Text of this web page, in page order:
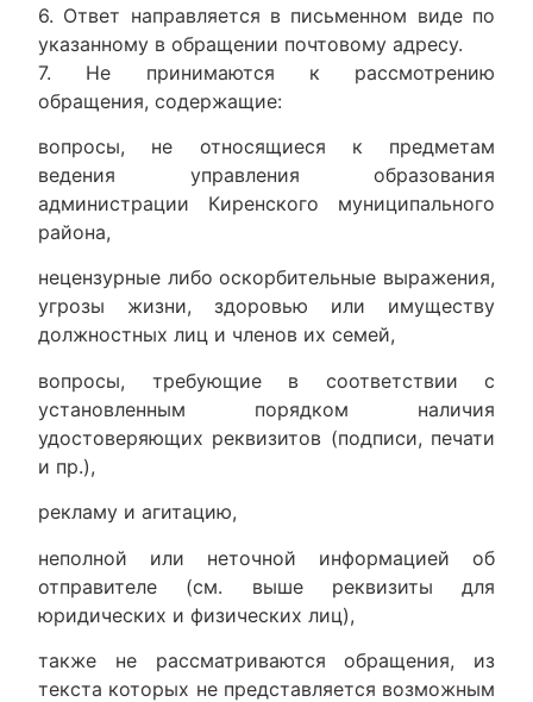
6. Ответ направляется в письменном виде по
указанному в обращении почтовому адресу.
7. Не принимаются к рассмотрению
обращения, содержащие:
вопросы, не относящиеся к предметам
ведения управления образования
администрации Киренского муниципального
района,
нецензурные либо оскорбительные выражения,
угрозы жизни, здоровью или имуществу
должностных лиц и членов их семей,
вопросы, требующие в соответствии с
установленным порядком наличия
удостоверяющих реквизитов (подписи, печати
и пр.),
рекламу и агитацию,
неполной или неточной информацией об
отправителе (см. выше реквизиты для
юридических и физических лиц),
также не рассматриваются обращения, из
текста которых не представляется возможным